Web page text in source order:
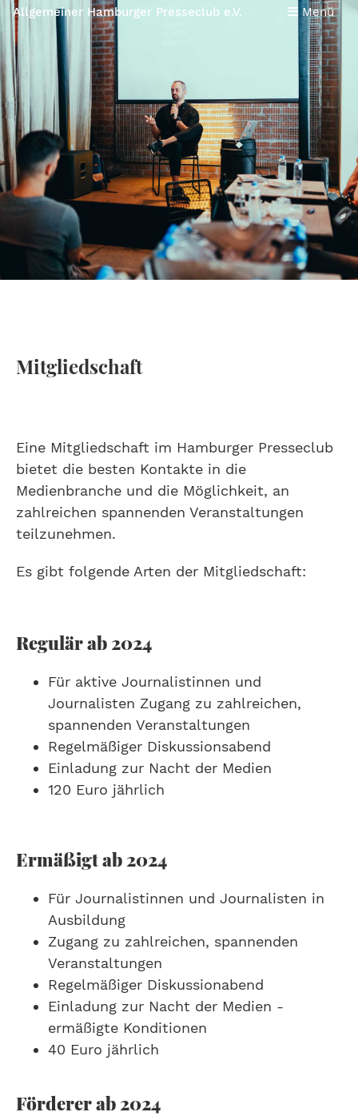
Allgemeiner Hamburger Presseclub e.V. Menü
Mitgliedschaft
Eine Mitgliedschaft im Hamburger Presseclub
bietet die besten Kontakte in die
Medienbranche und die Möglichkeit, an
zahlreichen spannenden Veranstaltungen
teilzunehmen.
Es gibt folgende Arten der Mitgliedschaft:
Regulär ab 2024
Für aktive Journalistinnen und
Journalisten Zugang zu zahlreichen,
spannenden Veranstaltungen
Regelmäßiger Diskussionsabend
Einladung zur Nacht der Medien
120 Euro jährlich
Ermäßigt ab 2024
Für Journalistinnen und Journalisten in
Ausbildung
Zugang zu zahlreichen, spannenden
Veranstaltungen
Regelmäßiger Diskussionabend
Einladung zur Nacht der Medien -
ermäßigte Konditionen
40 Euro jährlich
Förderer ab 2024